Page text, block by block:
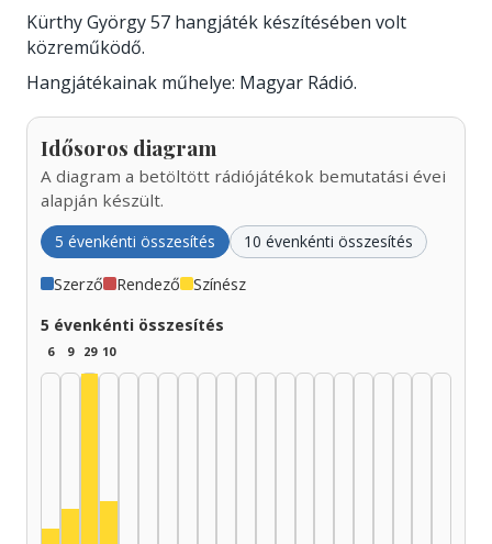
Kürthy György 57 hangjáték készítésében volt
közreműködő.
Hangjátékainak műhelye: Magyar Rádió.
Idősoros diagram
A diagram a betöltött rádiójátékok bemutatási évei
alapján készült.
5 évenkénti összesítés 10 évenkénti összesítés
Szerző Rendező Színész
5 évenkénti összesítés
6 9 29 10